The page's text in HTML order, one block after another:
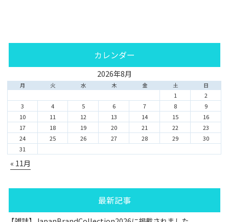
カレンダー
2026年8月
月 火 水 木 金 土 日
1
2
3
4 5 6 7 8
9
10
11 12 13 14 15
16
17
18 19 20 21 22
23
24
25 26 27 28 29
30
31
« 11月
最新記事